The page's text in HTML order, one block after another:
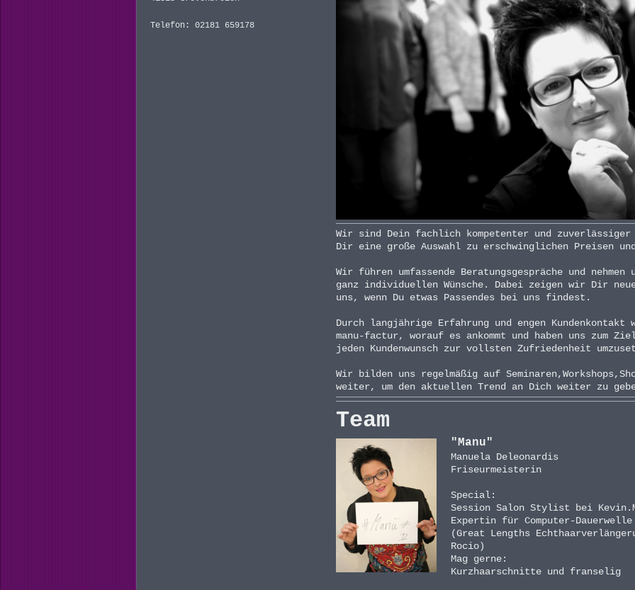
Wir sind Dein fachlich kompetenter und zuverlässiger
Dir eine große Auswahl zu erschwinglichen Preisen
Wir führen umfassende Beratungsgespräche und
ganz individuellen Wünsche. Dabei zeigen wir Dir
uns, wenn Du etwas Passendes bei uns findest.
Durch langjährige Erfahrung und engen Kundenkontakt
manu-factur, worauf es ankommt und haben uns zum
jeden Kundenwunsch zur vollsten Zufriedenheit
Wir bilden uns regelmäßig auf
weiter, um den aktuellen Trend an Dich weiter zu
Team
"Manu"
Manuela Deleonardis
Friseurmeisterin
Special:
Session Salon Stylist bei
Expertin für Computer-
(Great Lengths
Rocio)
Mag gerne:
Kurzhaarschnitte und franselig
Telefon: 02181 659178